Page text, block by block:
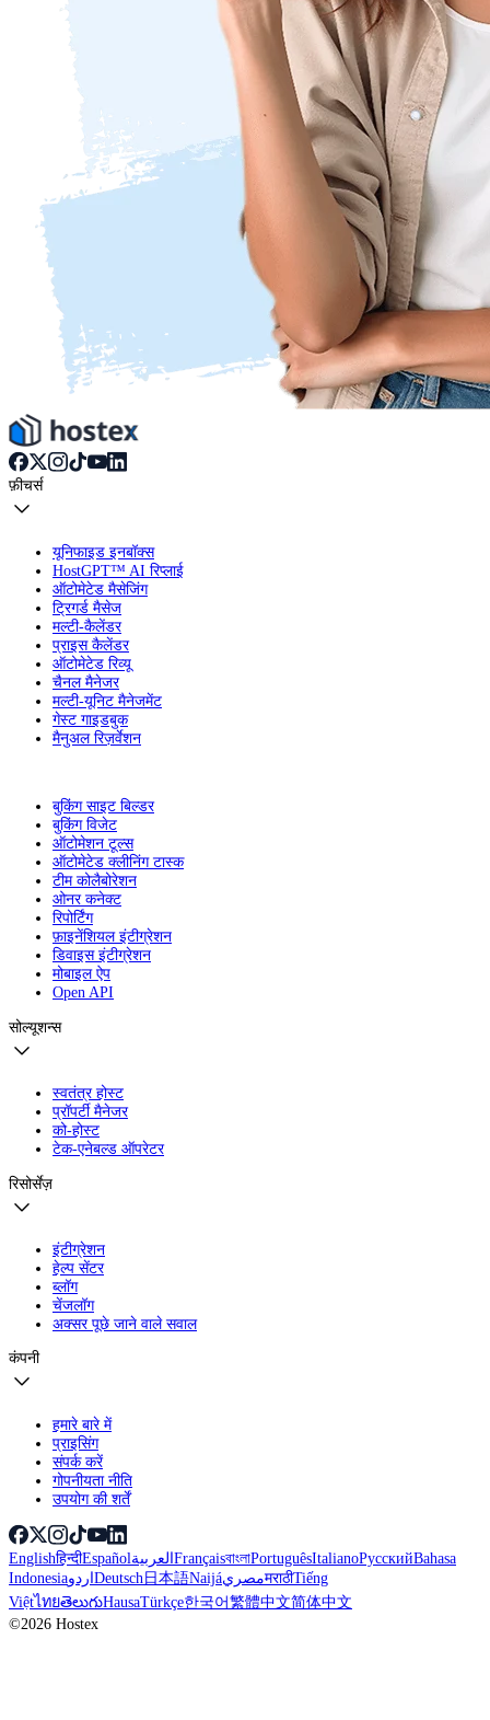
फ़ीचर्स
यूनिफाइड इनबॉक्स
HostGPT™ AI रिप्लाई
ऑटोमेटेड मैसेजिंग
ट्रिगर्ड मैसेज
मल्टी-कैलेंडर
प्राइस कैलेंडर
ऑटोमेटेड रिव्यू
चैनल मैनेजर
मल्टी-यूनिट मैनेजमेंट
गेस्ट गाइडबुक
मैनुअल रिज़र्वेशन
बुकिंग साइट बिल्डर
बुकिंग विजेट
ऑटोमेशन टूल्स
ऑटोमेटेड क्लीनिंग टास्क
टीम कोलैबोरेशन
ओनर कनेक्ट
रिपोर्टिंग
फ़ाइनेंशियल इंटीग्रेशन
डिवाइस इंटीग्रेशन
मोबाइल ऐप
Open API
सोल्यूशन्स
स्वतंत्र होस्ट
प्रॉपर्टी मैनेजर
को-होस्ट
टेक-एनेबल्ड ऑपरेटर
रिसोर्सेज़
इंटीग्रेशन
हेल्प सेंटर
ब्लॉग
चेंजलॉग
अक्सर पूछे जाने वाले सवाल
कंपनी
हमारे बारे में
प्राइसिंग
संपर्क करें
गोपनीयता नीति
उपयोग की शर्तें
Englishहिन्दीEspañolالعربيةFrançaisবাংলাPortuguêsItalianoРусскийBahasa
IndonesiaاردوDeutsch日本語NaijáمصريमराठीTiếng
ViệtไทยతెలుగుHausaTürkçe한국어繁體中文简体中文
©2026 Hostex